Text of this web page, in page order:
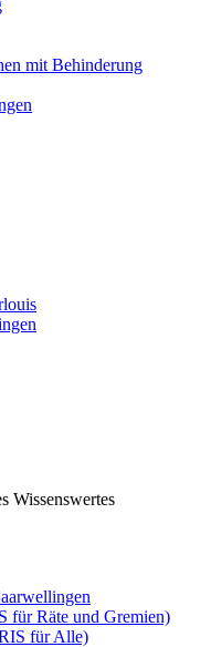
mit Behinderung
Wissenswertes
für Räte und Gremien)
für Alle)